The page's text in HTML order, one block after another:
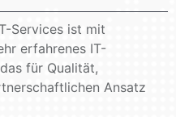
Services ist mit
erfahrenes IT-
für Qualität,
Ansatz